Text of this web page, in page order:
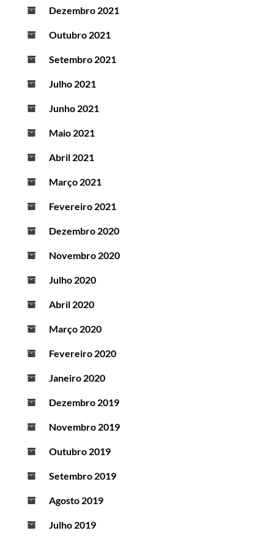
Dezembro 2021
Outubro 2021
Setembro 2021
Julho 2021
Junho 2021
Maio 2021
Abril 2021
Março 2021
Fevereiro 2021
Dezembro 2020
Novembro 2020
Julho 2020
Abril 2020
Março 2020
Fevereiro 2020
Janeiro 2020
Dezembro 2019
Novembro 2019
Outubro 2019
Setembro 2019
Agosto 2019
Julho 2019